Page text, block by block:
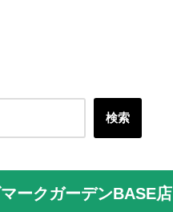
検索
ークガーデンBASE店